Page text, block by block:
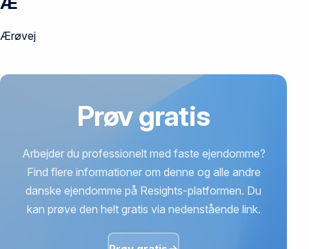
Ærøvej
Prøv gratis
Arbejder du professionelt med faste ejendomme?
Find flere informationer om denne og alle andre
danske ejendomme på Resights-platformen. Du
kan prøve den helt gratis via nedenstående link.